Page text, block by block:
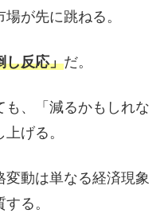
が先に跳ねる。
し反応」だ。
、「減るかもしれな
げる。
変動は単なる経済現象
る。